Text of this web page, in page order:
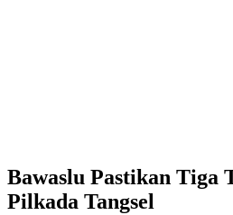
Bawaslu Pastikan Tiga
Pilkada Tangsel